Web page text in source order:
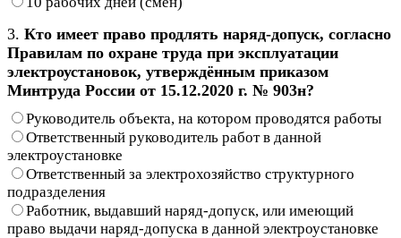
3. Кто имеет право продлять наряд-допуск, согласно
Правилам по охране труда при эксплуатации
электроустановок, утверждённым приказом
Минтруда России от 15.12.2020 г. № 903н?
Руководитель объекта, на котором проводятся работы
Ответственный руководитель работ в данной
электроустановке
Ответственный за электрохозяйство структурного
подразделения
Работник, выдавший наряд-допуск, или имеющий
право выдачи наряд-допуска в данной электроустановке